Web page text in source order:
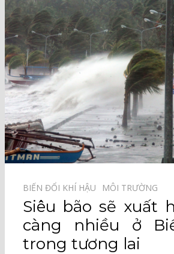
BIẾN ĐỔI KHÍ HẬU⠀ MÔI TRƯỜNG⠀
Siêu bão sẽ xuất
càng nhiều ở
trong tương lai